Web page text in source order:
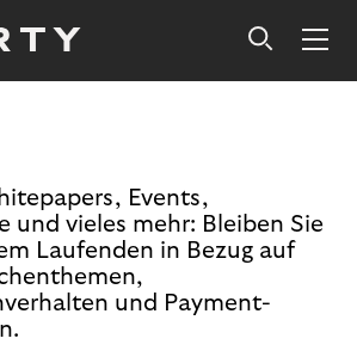
Events,
und vieles mehr: Bleiben Sie
Laufenden in Bezug auf
und Payment-